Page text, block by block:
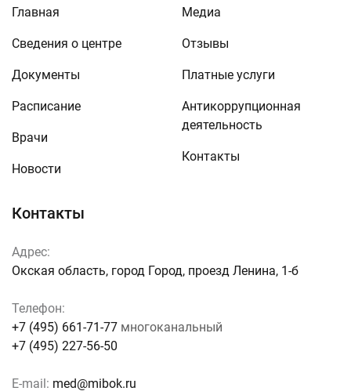
Контакты
Адрес:
Окская область, город Город, проезд Ленина, 1-б
Телефон:
+7 (495) 661-71-77 многоканальный
+7 (495) 227-56-50
E-mail: med@mibok.ru
Главная
Сведения о центре
Документы
Расписание
Врачи
Новости
Медиа
Отзывы
Платные услуги
Антикоррупционная
деятельность
Контакты